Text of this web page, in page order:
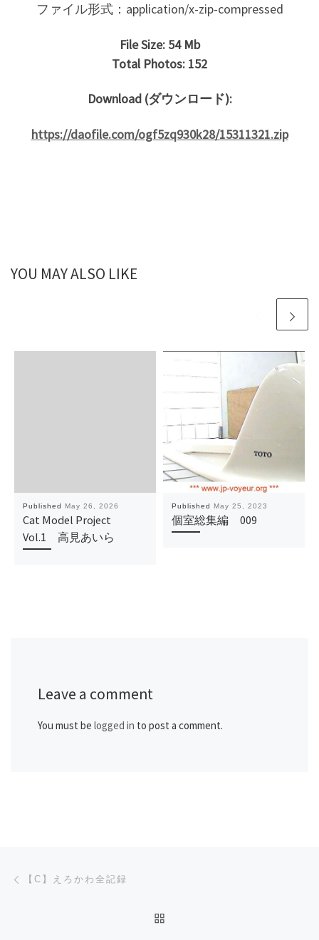
ファイル形式：application/x-zip-compressed
File Size: 54 Mb
Total Photos: 152
Download (ダウンロード):
https://daofile.com/ogf5zq930k28/15311321.zip
YOU MAY ALSO LIKE
Published May 26, 2026
Cat Model Project
Vol.1 高見あいら
Published May 25, 2023
個室総集編 009
Leave a comment
You must be logged in to post a comment.
Post navigation
【C】えろかわ全記録